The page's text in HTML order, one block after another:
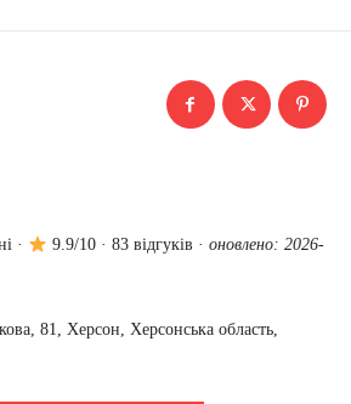
· 9.9/10 · 83 відгуків · оновлено: 2026-
81, Херсон, Херсонська область,